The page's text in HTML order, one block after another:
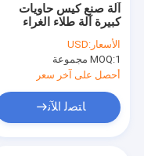
آلة صنع كيس حاويات
كبيرة آلة طلاء الغراء
2.2kw
الأسعار:USD
MOQ:1 مجموعة
أحصل على آخر سعر
ﺎﺘﺼﻟ ﺍﻶﻧ